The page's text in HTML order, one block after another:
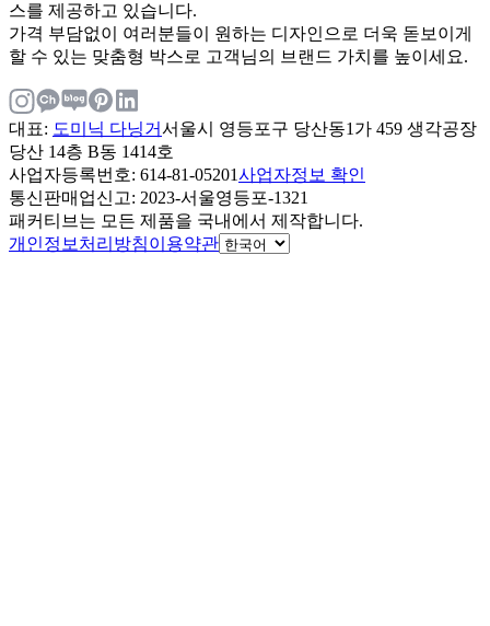
스를 제공하고 있습니다.
가격 부담없이 여러분들이 원하는 디자인으로 더욱 돋보이게
할 수 있는 맞춤형 박스로 고객님의 브랜드 가치를 높이세요.
대표: 도미닉 다닝거서울시 영등포구 당산동1가 459 생각공장
당산 14층 B동 1414호
사업자등록번호: 614-81-05201사업자정보 확인
통신판매업신고: 2023-서울영등포-1321
패커티브는 모든 제품을 국내에서 제작합니다.
개인정보처리방침이용약관